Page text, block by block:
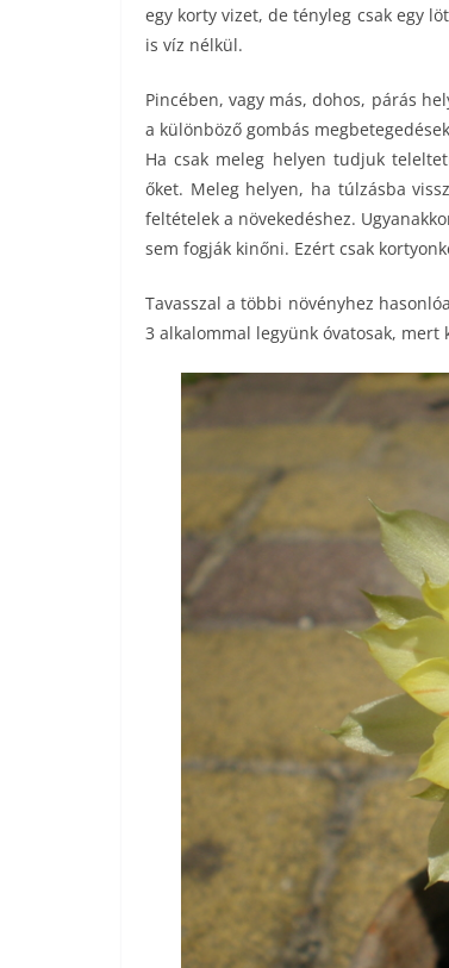
egy korty vizet, de tényleg csak egy
is víz nélkül.
Pincében, vagy más, dohos, párás
a különböző gombás
Ha csak meleg helyen tudjuk
őket. Meleg helyen, ha túlzásba
feltételek a növekedéshez.
sem fogják kinőni. Ezért csak
Tavasszal a többi növényhez
3 alkalommal legyünk óvatosak,